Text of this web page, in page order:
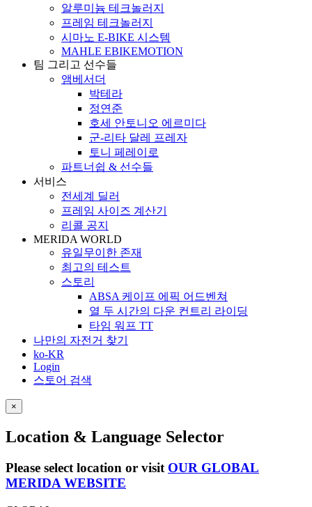
알루미늄 테크놀러지
프레임 테크놀러지
시마노 E-BIKE 시스템
MAHLE EBIKEMOTION
팀 그리고 선수들
앰베서더
박테라
정연준
호세 안토니오 에르미다
군-리타 달레 프레자
토니 페레이로
파트너쉽 & 선수들
서비스
전세계 딜러
프레임 사이즈 계산기
리콜 공지
MERIDA WORLD
유일무이한 존재
최고의 테스트
스토리
ABSA 케이프 에픽 어드벤쳐
열 두 시간의 다운 컨트리 라이딩
타임 워프 TT
나만의 자전거 찾기
ko-KR
Login
스토어 검색
×
Location & Language Selector
Please select location or visit OUR GLOBAL
MERIDA WEBSITE